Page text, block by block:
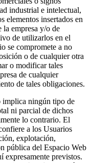
industrial e intelectual,
elementos insertados en
la empresa y/o de
de utilizarlos en el
se compromete a no
o de cualquier otra
o modificar tales
de cualquier
de tales obligaciones.
implica ningún tipo de
ni parcial de dichos
lo contrario. El
a los Usuarios
explotación,
pública del Espacio Web
expresamente previstos.